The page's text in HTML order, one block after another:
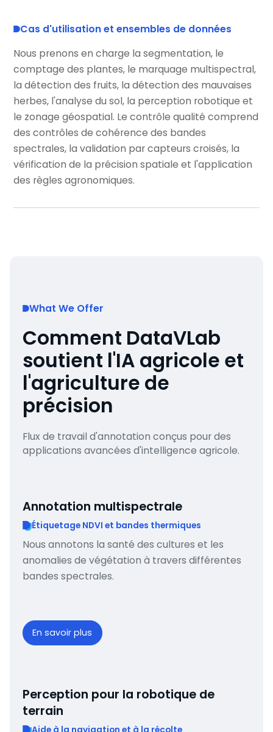
Cas d'utilisation et ensembles de données
Nous prenons en charge la segmentation, le
comptage des plantes, le marquage multispectral,
la détection des fruits, la détection des mauvaises
herbes, l'analyse du sol, la perception robotique et
le zonage géospatial. Le contrôle qualité comprend
des contrôles de cohérence des bandes
spectrales, la validation par capteurs croisés, la
vérification de la précision spatiale et l'application
des règles agronomiques.
What We Offer
Comment DataVLab
soutient l'IA agricole et
l'agriculture de
précision
Flux de travail d'annotation conçus pour des
applications avancées d'intelligence agricole.
Annotation multispectrale
Étiquetage NDVI et bandes thermiques
Nous annotons la santé des cultures et les
anomalies de végétation à travers différentes
bandes spectrales.
En savoir plus
Perception pour la robotique de
terrain